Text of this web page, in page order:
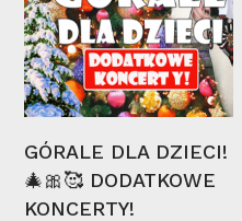
Brak
GÓRALE DLA DZIECI!
🎄🎀🥰 DODATKOWE
KONCERTY!